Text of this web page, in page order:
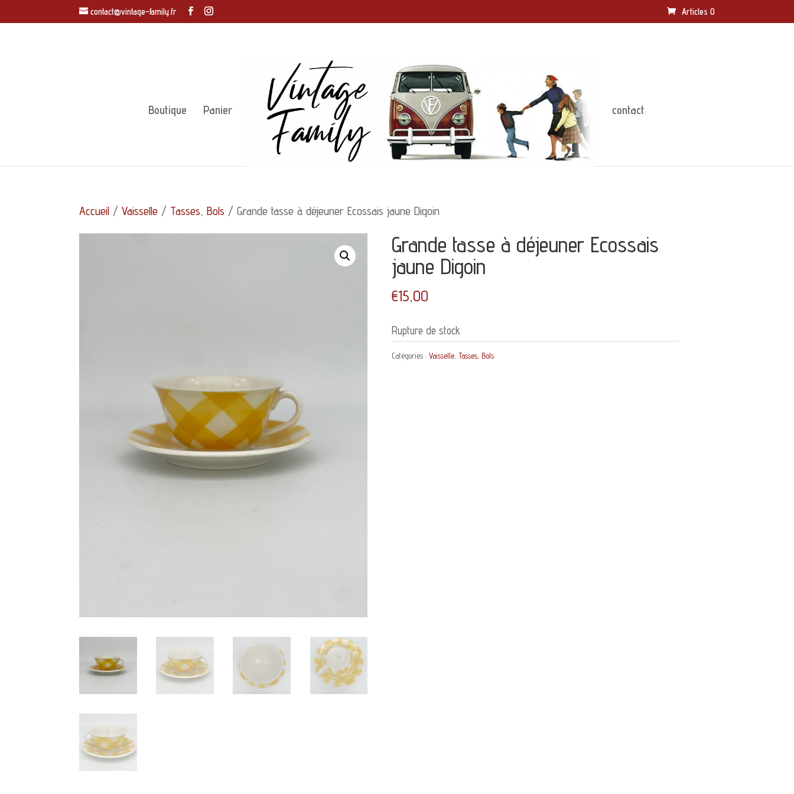
contact@vintage-family.fr Articles 0
Boutique Panier contact
Accueil /Vaisselle / Tasses, Bols / Grande tasse à déjeuner Ecossais jaune Digoin
Grande tasse à déjeuner Ecossais
jaune Digoin
€15,00
Rupture de stock
Catégories : Vaisselle, Tasses, Bols